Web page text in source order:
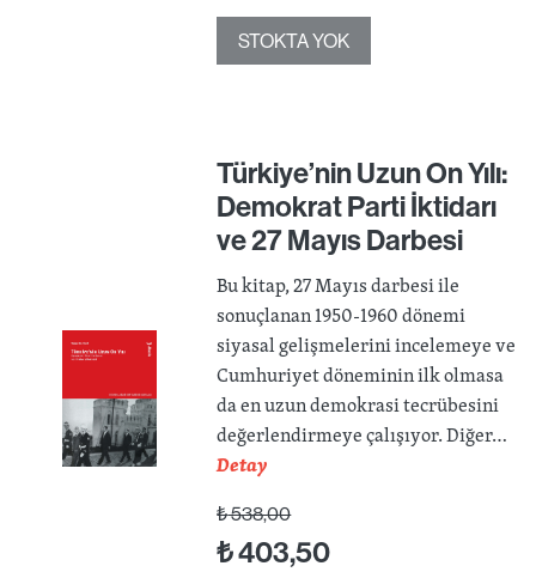
STOKTA YOK
Türkiye’nin Uzun On Yılı:
Demokrat Parti İktidarı
ve 27 Mayıs Darbesi
Bu kitap, 27 Mayıs darbesi ile
sonuçlanan 1950-1960 dönemi
siyasal gelişmelerini incelemeye ve
Cumhuriyet döneminin ilk olmasa
da en uzun demokrasi tecrübesini
değerlendirmeye çalışıyor. Diğer…
Detay
₺538,00
₺403,50